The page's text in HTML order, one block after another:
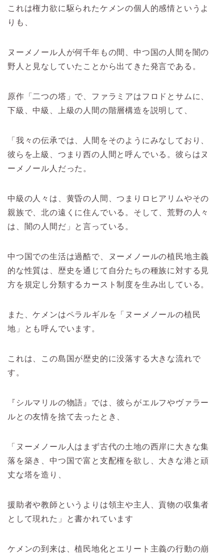
これは権力欲に駆られたケメンの個人的感情というよ
りも、
ヌーメノール人が何千年もの間、中つ国の人間を闇の
野人と見なしていたことから出てきた発言である。
原作「二つの塔」で、ファラミアはフロドとサムに、
下級、中級、上級の人間の階層構造を説明して、
「我々の伝承では、人間をそのようにみなしており、
彼らを上級、つまり西の人間と呼んでいる。彼らはヌ
ーメノール人だった。
中級の人々は、黄昏の人間、つまりロヒアリムやその
親族で、北の遠くに住んでいる。そして、荒野の人々
は、闇の人間だ」と言っている。
中つ国での生活は過酷で、ヌーメノールの植民地主義
的な性質は、歴史を通じて自分たちの種族に対する見
方を規定し分類するカースト制度を生み出している。
また、ケメンはペラルギルを「ヌーメノールの植民
地」とも呼んでいます。
これは、この島国が歴史的に没落する大きな流れで
す。
『シルマリルの物語』では、彼らがエルフやヴァラー
ルとの友情を捨て去ったとき、
「ヌーメノール人はまず古代の土地の西岸に大きな集
落を築き、中つ国で富と支配権を欲し、大きな港と頑
丈な塔を造り、
援助者や教師というよりは領主や主人、貢物の収集者
として現れた」と書かれています
ケメンの到来は、植民地化とエリート主義の行動の崩